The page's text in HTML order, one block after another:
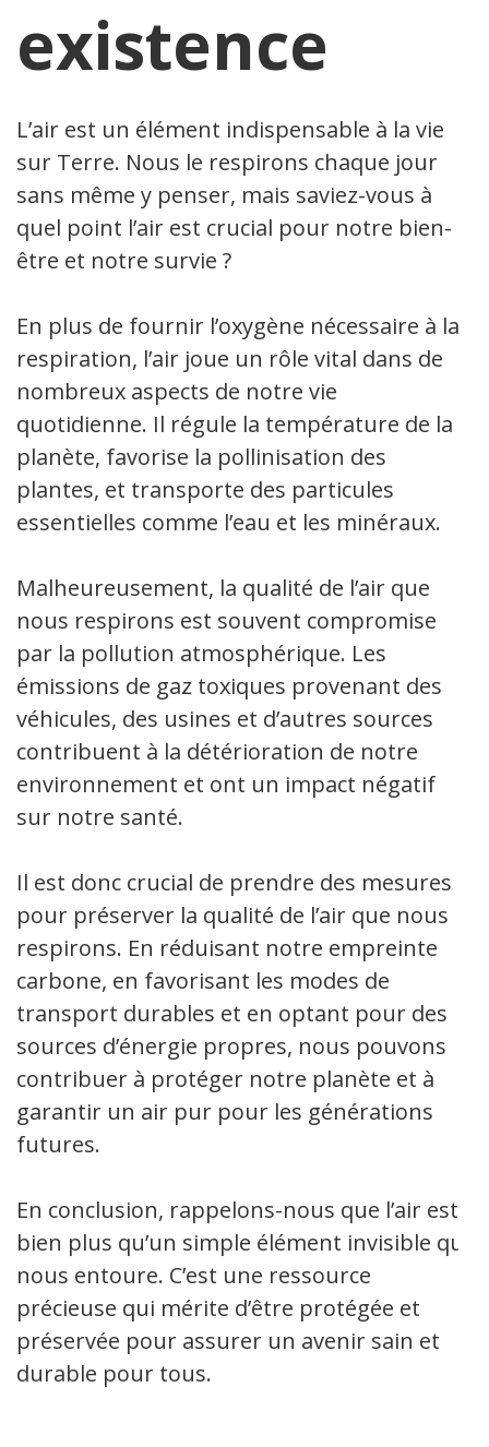
existence
L’air est un élément indispensable à la vie
sur Terre. Nous le respirons chaque jour
sans même y penser, mais saviez-vous à
quel point l’air est crucial pour notre bien-
être et notre survie ?
En plus de fournir l’oxygène nécessaire à la
respiration, l’air joue un rôle vital dans de
nombreux aspects de notre vie
quotidienne. Il régule la température de la
planète, favorise la pollinisation des
plantes, et transporte des particules
essentielles comme l’eau et les minéraux.
Malheureusement, la qualité de l’air que
nous respirons est souvent compromise
par la pollution atmosphérique. Les
émissions de gaz toxiques provenant des
véhicules, des usines et d’autres sources
contribuent à la détérioration de notre
environnement et ont un impact négatif
sur notre santé.
Il est donc crucial de prendre des mesures
pour préserver la qualité de l’air que nous
respirons. En réduisant notre empreinte
carbone, en favorisant les modes de
transport durables et en optant pour des
sources d’énergie propres, nous pouvons
contribuer à protéger notre planète et à
garantir un air pur pour les générations
futures.
En conclusion, rappelons-nous que l’air est
bien plus qu’un simple élément invisible qui
nous entoure. C’est une ressource
précieuse qui mérite d’être protégée et
préservée pour assurer un avenir sain et
durable pour tous.